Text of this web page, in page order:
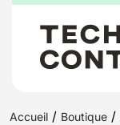
Accueil / Boutique /